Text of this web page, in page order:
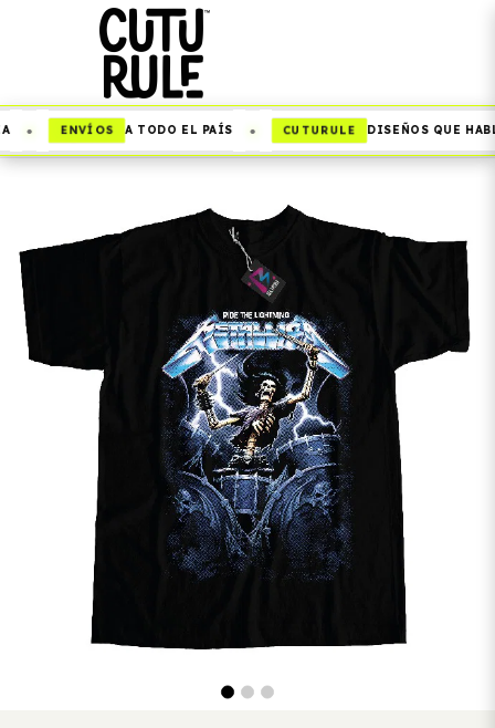
ENVÍOS A TODO EL PAÍS CUTURULE DISEÑOS QUE